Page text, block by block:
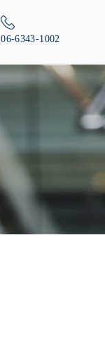
06-6343-1002